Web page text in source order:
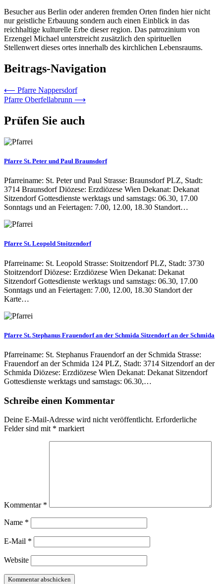
Besucher aus Berlin oder anderen fremden Orten finden hier nicht
nur geistliche Erbauung sondern auch einen Einblick in das
reichhaltige kulturelle Erbe dieser region. Das patrozinium von
Erzengel Michael unterstreicht zusätzlich den spirituellen
Stellenwert dieses ortes innerhalb des kirchlichen Lebensraums.
Beitrags-Navigation
⟵ Pfarre Nappersdorf
Pfarre Oberfellabrunn ⟶
Prüfen Sie auch
Pfarre St. Peter und Paul Braunsdorf
Pfarreiname: St. Peter und Paul Strasse: Braunsdorf PLZ, Stadt:
3714 Braunsdorf Diözese: Erzdiözese Wien Dekanat: Dekanat
Sitzendorf Gottesdienste werktags und samstags: 06.30, 17.00
Sonntags und an Feiertagen: 7.00, 12.00, 18.30 Standort…
Pfarre St. Leopold Stoitzendorf
Pfarreiname: St. Leopold Strasse: Stoitzendorf PLZ, Stadt: 3730
Stoitzendorf Diözese: Erzdiözese Wien Dekanat: Dekanat
Sitzendorf Gottesdienste werktags und samstags: 06.30, 17.00
Sonntags und an Feiertagen: 7.00, 12.00, 18.30 Standort der
Karte…
Pfarre St. Stephanus Frauendorf an der Schmida Sitzendorf an der Schmida
Pfarreiname: St. Stephanus Frauendorf an der Schmida Strasse:
Frauendorf an der Schmida 124 PLZ, Stadt: 3714 Sitzendorf an der
Schmida Diözese: Erzdiözese Wien Dekanat: Dekanat Sitzendorf
Gottesdienste werktags und samstags: 06.30,…
Schreibe einen Kommentar
Deine E-Mail-Adresse wird nicht veröffentlicht. Erforderliche
Felder sind mit * markiert
Kommentar *
Name *
E-Mail *
Website